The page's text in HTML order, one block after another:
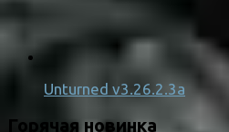
Unturned v3.26.2.3a
Горячая новинка